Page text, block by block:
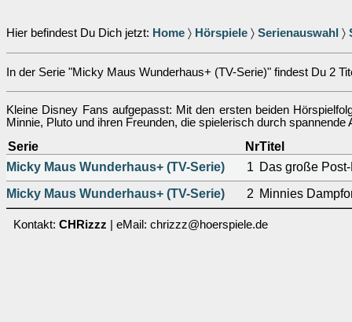
Hier befindest Du Dich jetzt: Home 〉 Hörspiele 〉 Serienauswahl 〉
In der Serie "Micky Maus Wunderhaus+ (TV-Serie)" findest Du 2
Kleine Disney Fans aufgepasst: Mit den ersten beiden
Minnie, Pluto und ihren Freunden, die spielerisch durch
Serie NrTitel
Micky Maus Wunderhaus+ (TV-Serie)
1 Das große
Micky Maus Wunderhaus+ (TV-Serie)
2 Minnies
Kontakt: CHRizzz | eMail: chrizzz@hoerspiele.de